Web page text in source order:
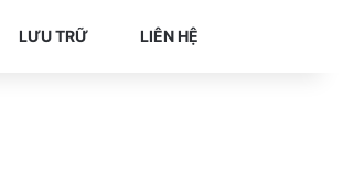
LƯU TRỮ LIÊN HỆ